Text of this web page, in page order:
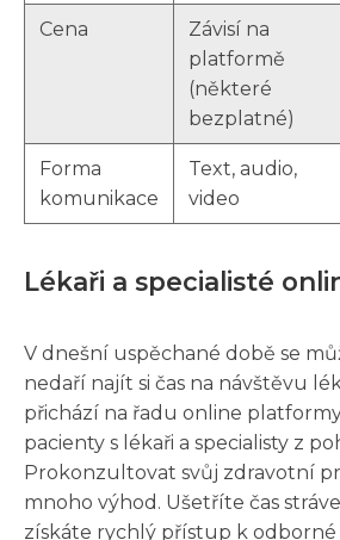
Cena
Závisí na
platformě
(některé
bezplatné)
Forma
komunikace
Text, audio,
video
Lékaři a specialisté
V dnešní uspěchané době se
nedaří najít si čas na návštěvu
přichází na řadu online
pacienty s lékaři a specialisty z
Prokonzultovat svůj zdravotní
mnoho výhod. Ušetříte čas
získáte rychlý přístup k odborné